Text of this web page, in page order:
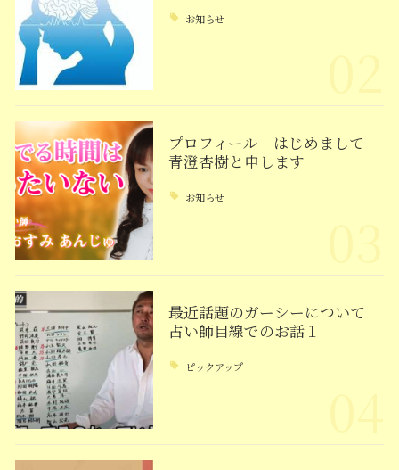
お知らせ
プロフィール はじめまして
青澄杏樹と申します
お知らせ
最近話題のガーシーについて
占い師目線でのお話１
ピックアップ